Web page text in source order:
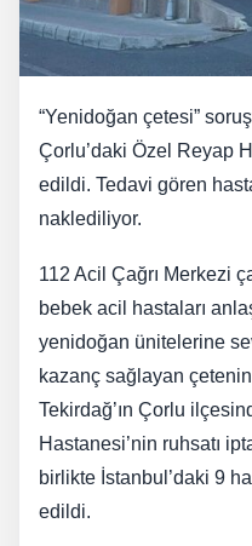
“Yenidoğan çetesi”
Çorlu’daki Özel Reyap
edildi. Tedavi gören
naklediliyor.
112 Acil Çağrı Merkezi
bebek acil hastaları
yenidoğan ünitelerine
kazanç sağlayan
Tekirdağ’ın Çorlu
Hastanesi’nin ruhsatı
birlikte İstanbul’daki 9
edildi.